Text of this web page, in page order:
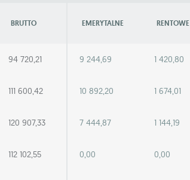
BRUTTO EMERYTALNE RENTOWE
94 720,21 9 244,69 1 420,80
111 600,42 10 892,20 1 674,01
120 907,33 7 444,87 1 144,19
112 102,55 0,00 0,00